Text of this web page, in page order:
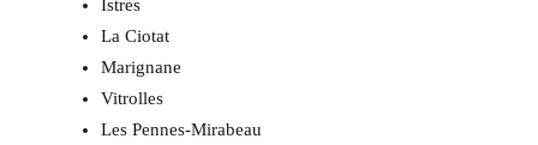
Istres
La Ciotat
Marignane
Vitrolles
Les Pennes-Mirabeau